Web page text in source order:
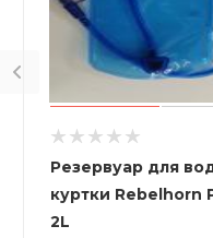
Резервуар для
куртки Rebelhorn
2L